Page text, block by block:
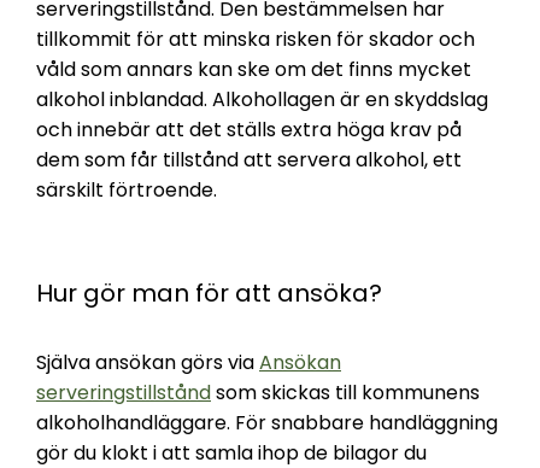
serveringstillstånd. Den bestämmelsen har
tillkommit för att minska risken för skador och
våld som annars kan ske om det finns mycket
alkohol inblandad. Alkohollagen är en skyddslag
och innebär att det ställs extra höga krav på
dem som får tillstånd att servera alkohol, ett
särskilt förtroende.
Hur gör man för att ansöka?
Själva ansökan görs viaAnsökan
serveringstillståndsom skickas till kommunens
alkoholhandläggare. För snabbare handläggning
gör du klokt i att samla ihop de bilagor du